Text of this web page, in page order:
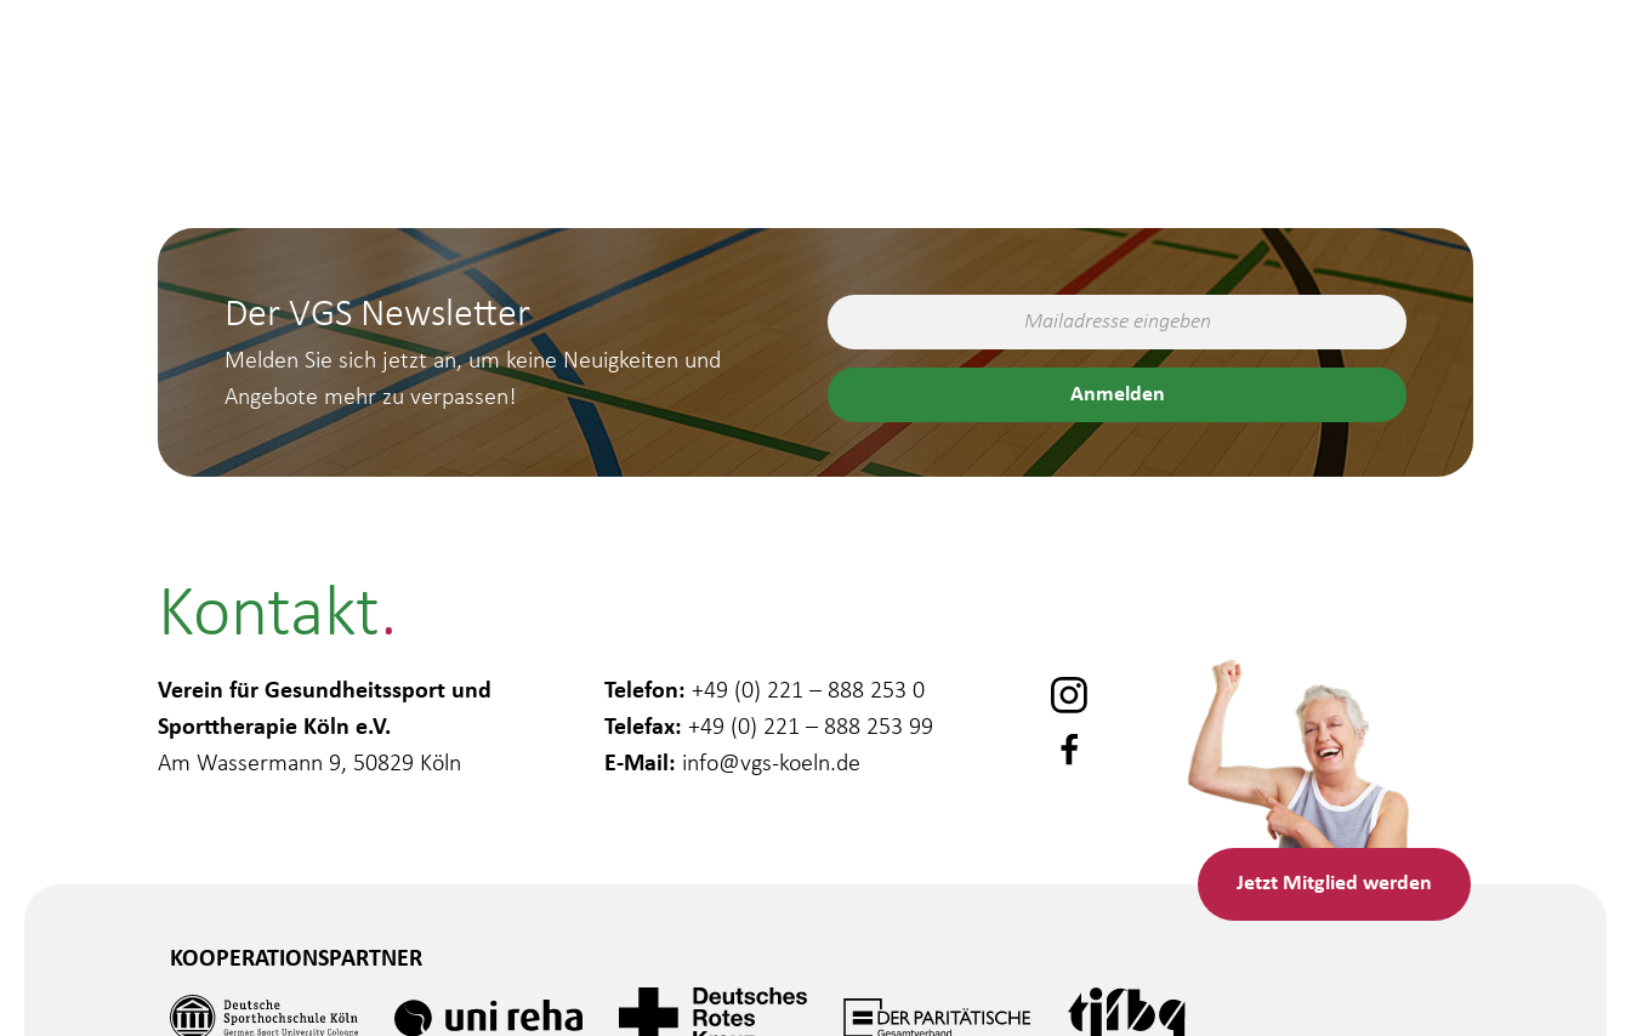
Der VGS Newsletter
Melden Sie sich jetzt an, um keine Neuigkeiten und
Angebote mehr zu verpassen!
Kontakt
Verein für Gesundheitssport und
Sporttherapie Köln e.V.
Am Wassermann 9, 50829 Köln
Telefon: +49 (0) 221 – 888 253 0
Telefax: +49 (0) 221 – 888 253 99
E-Mail: info@vgs-koeln.de
Jetzt Mitglied werden
KOOPERATIONSPARTNER